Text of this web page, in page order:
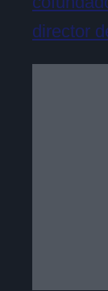
director